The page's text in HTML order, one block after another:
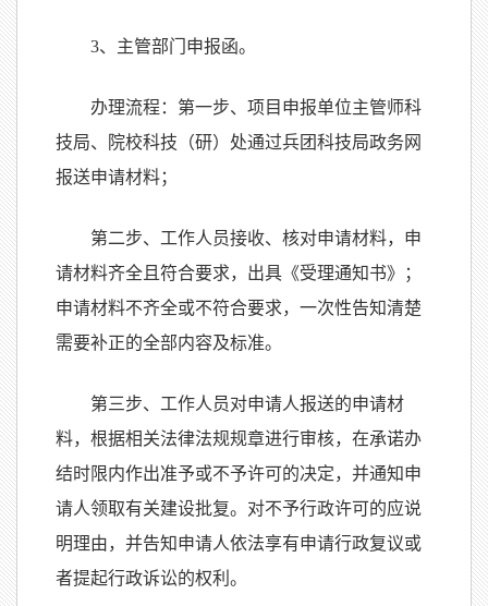
3、主管部门申报函。
办理流程：第一步、项目申报单位主管师科
技局、院校科技（研）处通过兵团科技局政务网
报送申请材料；
第二步、工作人员接收、核对申请材料，申
请材料齐全且符合要求，出具《受理通知书》；
申请材料不齐全或不符合要求，一次性告知清楚
需要补正的全部内容及标准。
第三步、工作人员对申请人报送的申请材
料，根据相关法律法规规章进行审核，在承诺办
结时限内作出准予或不予许可的决定，并通知申
请人领取有关建设批复。对不予行政许可的应说
明理由，并告知申请人依法享有申请行政复议或
者提起行政诉讼的权利。